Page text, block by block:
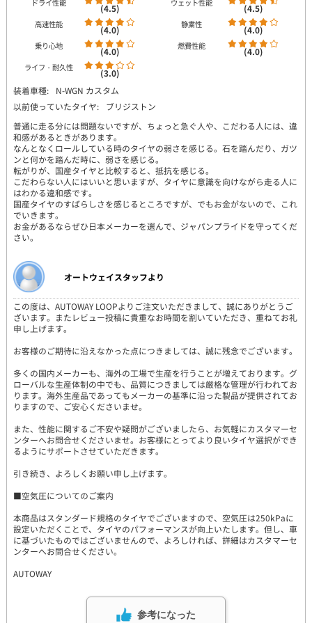
ドライ性能 (4.5) ウェット性能 (4.5)
高速性能 (4.0) 静粛性 (4.0)
乗り心地 (4.0) 燃費性能 (4.0)
ライフ・耐久性
(3.0)
装着車種:
N-WGN カスタム
以前使っていたタイヤ:
ブリジストン
普通に走る分には問題ないですが、ちょっと急ぐ人や、こだわる人には、違
和感があるときがあります。
なんとなくロールしている時のタイヤの弱さを感じる。石を踏んだり、ガツ
ンと何かを踏んだ時に、弱さを感じる。
転がりが、国産タイヤと比較すると、抵抗を感じる。
こだわらない人にはいいと思いますが、タイヤに意識を向けながら走る人に
はわかる違和感です。
国産タイヤのすばらしさを感じるところですが、でもお金がないので、これ
でいきます。
お金があるならぜひ日本メーカーを選んで、ジャパンプライドを守ってくだ
さい。
オートウェイスタッフより
この度は、AUTOWAY LOOPよりご注文いただきまして、誠にありがとうご
ざいます。またレビュー投稿に貴重なお時間を割いていただき、重ねてお礼
申し上げます。
お客様のご期待に沿えなかった点につきましては、誠に残念でございます。
多くの国内メーカーも、海外の工場で生産を行うことが増えております。グ
ローバルな生産体制の中でも、品質につきましては厳格な管理が行われてお
ります。海外生産品であってもメーカーの基準に沿った製品が提供されてお
りますので、ご安心くださいませ。
また、性能に関するご不安や疑問がございましたら、お気軽にカスタマーセ
ンターへお問合せくださいませ。お客様にとってより良いタイヤ選択ができ
るようにサポートさせていただきます。
引き続き、よろしくお願い申し上げます。
■空気圧についてのご案内
本商品はスタンダード規格のタイヤでございますので、空気圧は250kPaに
設定いただくことで、タイヤのパフォーマンスが向上いたします。但し、車
に基づいたものではございませんので、よろしければ、詳細はカスタマーセ
ンターへお問合せください。
AUTOWAY
参考になった